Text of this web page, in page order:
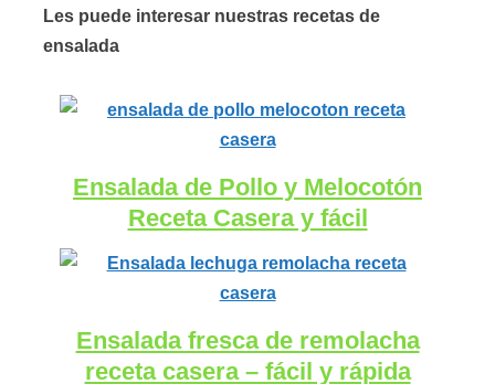
Les puede interesar nuestras recetas de
ensalada
Ensalada de Pollo y Melocotón
Receta Casera y fácil
Ensalada fresca de remolacha
receta casera – fácil y rápida